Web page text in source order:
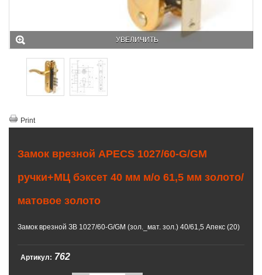
УВЕЛИЧИТЬ
Print
Замок врезной APECS 1027/60-G/GM
ручки+МЦ бэксет 40 мм м/о 61,5 мм золото/
матовое золото
Замок врезной ЗВ 1027/60-G/GM (зол._мат. зол.) 40/61,5 Апекс (20)
Артикул: 762